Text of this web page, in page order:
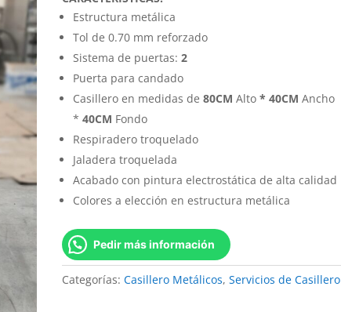
Estructura metálica
Tol de 0.70 mm reforzado
Sistema de puertas:2
Puerta para candado
Casillero en medidas de80CMAlto* 40CM Ancho
*40CM Fondo
Respiradero troquelado
Jaladera troquelada
Acabado con pintura electrostática de alta calidad
Colores a elección en estructura metálica
Pedir más información
Categorías:Casillero Metálicos,Servicios de Casillero